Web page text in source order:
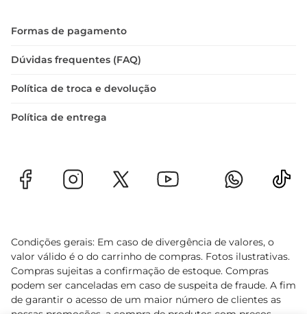
Formas de pagamento
Dúvidas frequentes (FAQ)
Política de troca e devolução
Política de entrega
Condições gerais: Em caso de divergência de valores, o
valor válido é o do carrinho de compras. Fotos ilustrativas.
Compras sujeitas a confirmação de estoque. Compras
podem ser canceladas em caso de suspeita de fraude. A fim
de garantir o acesso de um maior número de clientes as